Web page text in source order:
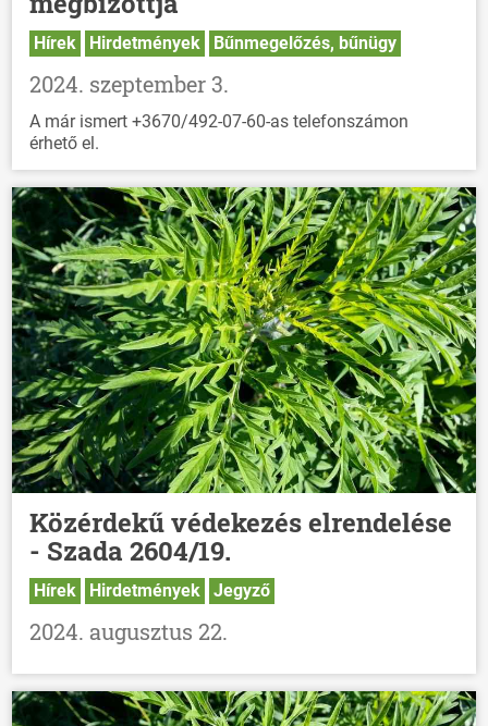
HÍREK
Hírek Hirdetmények Bűnmegelőzés, bűnügy
2024. szeptember 3.
A már ismert +3670/492-07-60-as telefonszámon
érhető el.
Közérdekű védekezés elrendelése
- Szada 2604/19.
Hírek Hirdetmények Jegyző
2024. augusztus 22.